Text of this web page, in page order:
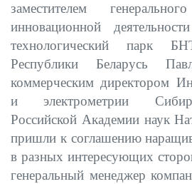
заместителем
инновационной
технологический парк
Республики Беларусь
коммерческим директором
и электрометрии
Российской Академии наук
пришли к соглашению
в разных интересующих
генеральный менеджер